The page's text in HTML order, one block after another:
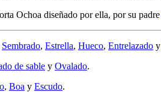
Ochoa diseñado por ella, por su padre
Sembrado, Estrella, Hueco, Entrelazado y
de sable y Ovalado.
, Boa y Escudo.